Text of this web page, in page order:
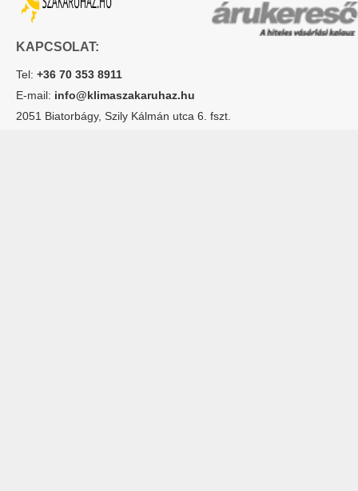
KAPCSOLAT:
Tel: +36 70 353 8911
E-mail: info@klimaszakaruhaz.hu
2051 Biatorbágy, Szily Kálmán utca 6. fszt.